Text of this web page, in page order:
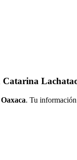
Catarina
Oaxaca. Tu